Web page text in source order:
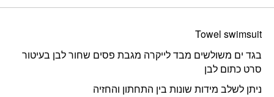
Towel swimsuit
בגד ים משולשים מבד לייקרה מגבת פסים שחור לבן בעיטור
סרט כתום לבן
ניתן לשלב מידות שונות בין התחתון והחזיה